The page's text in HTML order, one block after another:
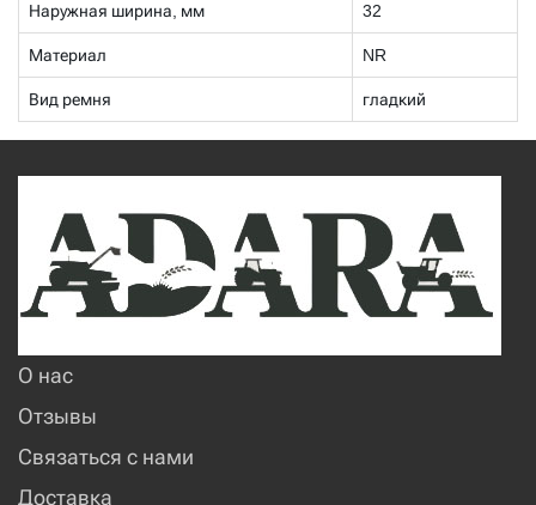
Наружная ширина, мм 32
Материал NR
Вид ремня гладкий
О нас
Отзывы
Связаться с нами
Доставка